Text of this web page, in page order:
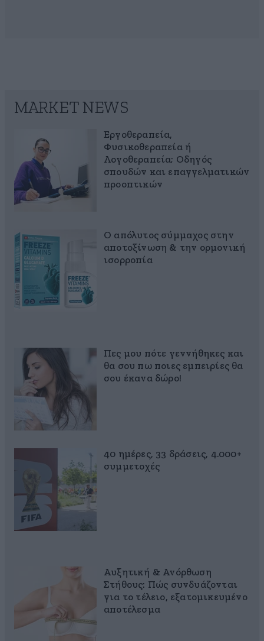
MARKET NEWS
Εργοθεραπεία,
Φυσικοθεραπεία ή
Λογοθεραπεία; Οδηγός
σπουδών και επαγγελματικών
προοπτικών
Ο απόλυτος σύμμαχος στην
αποτοξίνωση & την ορμονική
ισορροπία
Πες μου πότε γεννήθηκες και
θα σου πω ποιες εμπειρίες θα
σου έκανα δώρο!
40 ημέρες, 33 δράσεις, 4.000+
συμμετοχές
Αυξητική & Ανόρθωση
Στήθους: Πώς συνδυάζονται
για το τέλειο, εξατομικευμένο
αποτέλεσμα